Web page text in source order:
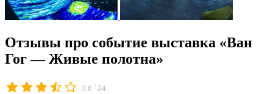
Отзывы про событие выставка «Ван
Гог — Живые полотна»
3.6 /34